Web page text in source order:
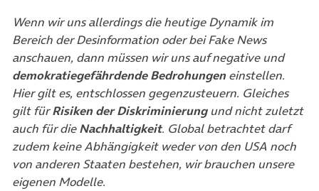
Wenn wir uns allerdings die heutige Dynamik im
Bereich der Desinformation oder bei Fake News
anschauen, dann müssen wir uns auf negative und
demokratiegefährdende Bedrohungeneinstellen.
Hier gilt es, entschlossen gegenzusteuern. Gleiches
gilt fürRisiken der Diskriminierungund nicht zuletzt
auch für dieNachhaltigkeit. Global betrachtet darf
zudem keine Abhängigkeit weder von den USA noch
von anderen Staaten bestehen, wir brauchen unsere
eigenen Modelle.